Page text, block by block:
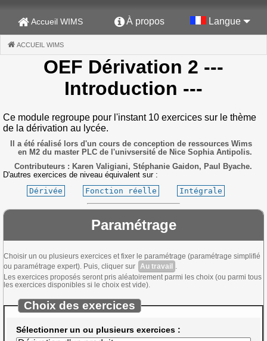
Accueil WIMS À propos Langue
ACCUEIL WIMS
OEF Dérivation 2 ---
Introduction ---
Ce module regroupe pour l'instant 10 exercices sur le thème
de la dérivation au lycée.
Il a été réalisé lors d'un cours de conception de ressources Wims
en M2 du master PLC de l'univsersité de Nice Sophia Antipolis.
Contributeurs : Karen Valigiani, Stéphanie Gaidon, Paul Byache.
D'autres exercices de niveau équivalent sur :
Dérivée
Fonction réelle Intégrale
Paramétrage
Choisir un ou plusieurs exercices et fixer le paramétrage (paramétrage simplifié
ou paramétrage expert). Puis, cliquer sur
Au travail
Les exercices proposés seront pris aléatoirement parmi les choix (ou parmi tous
les exercices disponibles si le choix est vide).
Choix des exercices
Sélectionner un ou plusieurs exercices :